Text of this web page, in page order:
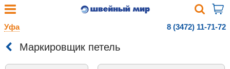
Уфа 8 (3472) 11-71-72
Маркировщик петель